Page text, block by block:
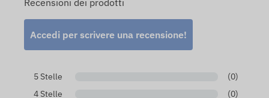
Recensioni dei prodotti
Accedi per scrivere una recensione!
5 Stelle
(0)
4 Stelle
(0)